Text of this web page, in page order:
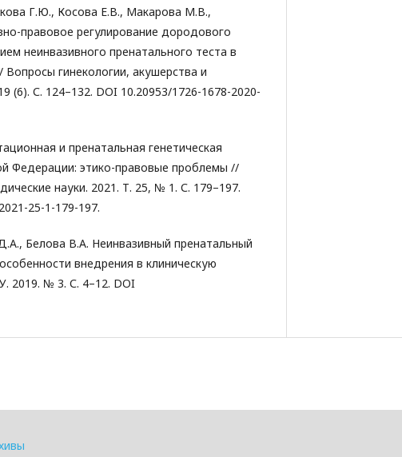
Г.Ю., Косова Е.В., Макарова М.В.,
правовое регулирование дородового
неинвазивного пренатального теста в
гинекологии, акушерства и
(6). С. 124–132. DOI 10.20953/1726-1678-2020-
и пренатальная генетическая
Федерации: этико-правовые проблемы //
науки. 2021. Т. 25, № 1. С. 179–197.
25-1-179-197.
Белова В.А. Неинвазивный пренатальный
внедрения в клиническую
2019. № 3. С. 4–12. DOI